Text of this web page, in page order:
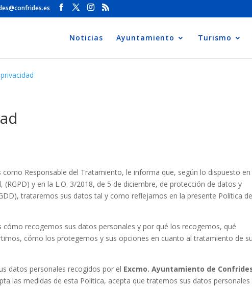
Noticias Ayuntamiento Turismo
como Responsable del Tratamiento, le informa que, según lo dispuesto en
(RGPD) y en la L.O. 3/2018, de 5 de diciembre, de protección de datos y
trataremos sus datos tal y como reflejamos en la presente Política de
cómo recogemos sus datos personales y por qué los recogemos, qué
cómo los protegemos y sus opciones en cuanto al tratamiento de
datos personales recogidos por el Excmo. Ayuntamiento de
las medidas de esta Política, acepta que tratemos sus datos personales